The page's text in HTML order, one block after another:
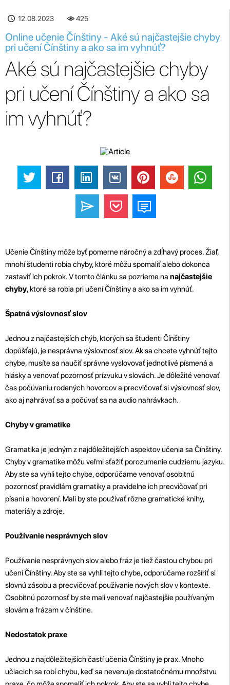
12.08.2023 425
Online učenie Čínštiny - Aké sú najčastejšie chyby
pri učení Čínštiny a ako sa im vyhnúť?
Aké sú najčastejšie chyby
pri učení Čínštiny a ako sa
im vyhnúť?
Učenie Čínštiny môže byť pomerne náročný a zdĺhavý proces. Žiaľ,
mnohí študenti robia chyby, ktoré môžu spomaliť alebo dokonca
zastaviť ich pokrok. V tomto článku sa pozrieme na najčastejšie
chyby, ktoré sa robia pri učení Čínštiny a ako sa im vyhnúť.
Špatná výslovnosť slov
Jednou z najčastejších chýb, ktorých sa študenti Čínštiny
dopúšťajú, je nesprávna výslovnosť slov. Ak sa chcete vyhnúť tejto
chybe, musíte sa naučiť správne vyslovovať jednotlivé písmená a
hlásky a venovať pozornosť prízvuku v slovách. Je dôležité venovať
čas počúvaniu rodených hovorcov a precvičovať si výslovnosť slov,
ako aj nahrávať sa a počúvať sa na audio nahrávkach.
Chyby v gramatike
Gramatika je jedným z najdôležitejších aspektov učenia sa Čínštiny.
Chyby v gramatike môžu veľmi sťažiť porozumenie cudziemu jazyku.
Aby ste sa vyhli tejto chybe, odporúčame venovať osobitnú
pozornosť pravidlám gramatiky a pravidelne ich precvičovať pri
písaní a hovorení. Mali by ste používať rôzne gramatické knihy,
materiály a zdroje.
Používanie nesprávnych slov
Používanie nesprávnych slov alebo fráz je tiež častou chybou pri
učení Čínštiny. Aby ste sa vyhli tejto chybe, odporúčame rozšíriť si
slovnú zásobu a precvičovať používanie nových slov v kontexte.
Osobitnú pozornosť by ste mali venovať najčastejšie používaným
slovám a frázam v čínštine.
Nedostatok praxe
Jednou z najdôležitejších častí učenia Čínštiny je prax. Mnoho
učiacich sa robí chybu, keď sa nevenuje dostatočnému množstvu